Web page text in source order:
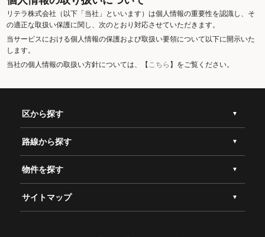
リテラ株式会社（以下「当社」といいます）は個人情報の重要性を認識し、そ
の適正な取扱い保護に関し、次のとおり対応させていただきます。
当サービスにおける個人情報の保護および取扱い要領について以下に開示いた
します。
当社の個人情報の取扱い方針については、【こちら 】をご覧ください。
区から探す
路線から探す
物件を探す
サイトマップ